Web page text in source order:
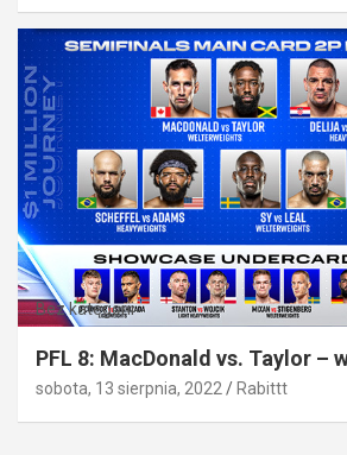
Bez kategorii
PFL 8: MacDonald vs. Taylor –
sobota, 13 sierpnia, 2022 Rabittt